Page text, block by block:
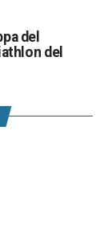
del
del